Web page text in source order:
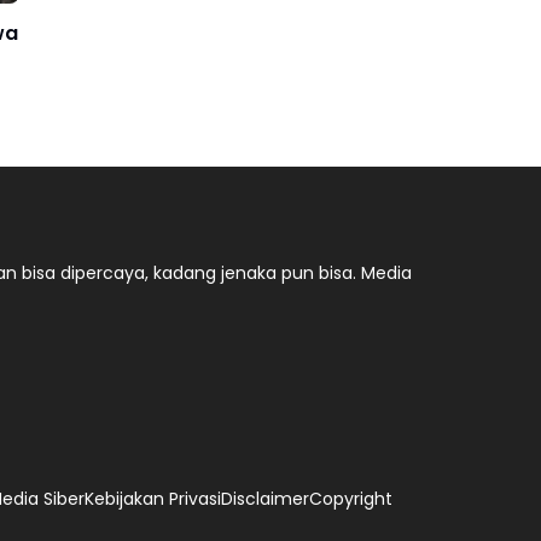
bisa dipercaya, kadang jenaka pun bisa. Media
SiberKebijakan PrivasiDisclaimerCopyright